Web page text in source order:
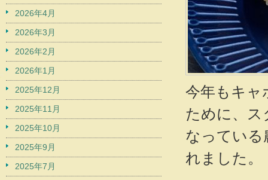
今年もキャ
ために、ス
なっている
れました。
2026年4月
2026年3月
2026年2月
2026年1月
2025年12月
2025年11月
2025年10月
2025年9月
2025年7月